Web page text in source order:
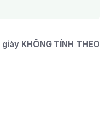
KHÔNG TÍNH THEO